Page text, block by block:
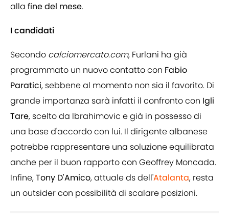
alla fine del mese.
I candidati
Secondo calciomercato.com, Furlani ha già
programmato un nuovo contatto con Fabio
Paratici, sebbene al momento non sia il favorito. Di
grande importanza sarà infatti il confronto con Igli
Tare, scelto da Ibrahimovic e già in possesso di
una base d'accordo con lui. Il dirigente albanese
potrebbe rappresentare una soluzione equilibrata
anche per il buon rapporto con Geoffrey Moncada.
Infine,Tony D'Amico, attuale ds dell'Atalanta, resta
un outsider con possibilità di scalare posizioni.